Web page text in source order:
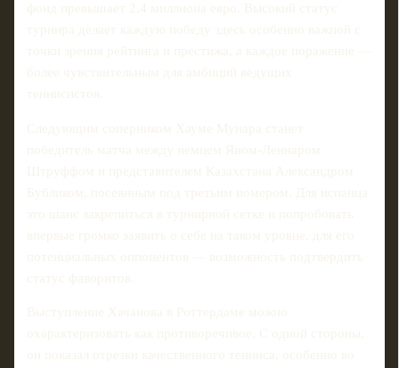
фонд превышает 2,4 миллиона евро. Высокий статус
турнира делает каждую победу здесь особенно важной с
точки зрения рейтинга и престижа, а каждое поражение —
более чувствительным для амбиций ведущих
теннисистов.
Следующим соперником Хауме Мунара станет
победитель матча между немцем Яном-Леннаром
Штруффом и представителем Казахстана Александром
Бубликом, посеянным под третьим номером. Для испанца
это шанс закрепиться в турнирной сетке и попробовать
впервые громко заявить о себе на таком уровне, для его
потенциальных оппонентов — возможность подтвердить
статус фаворитов.
Выступление Хачанова в Роттердаме можно
охарактеризовать как противоречивое. С одной стороны,
он показал отрезки качественного тенниса, особенно во